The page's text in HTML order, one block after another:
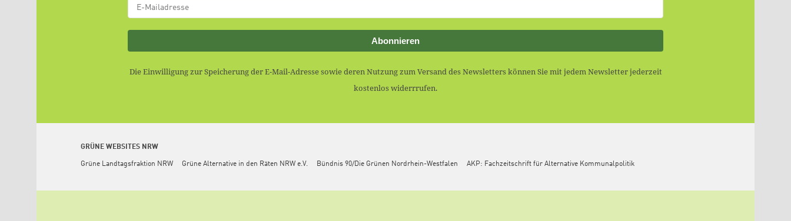
Abonnieren
Die Einwilligung zur Speicherung der E-Mail-Adresse sowie deren Nutzung zum Versand des Newsletters können Sie mit jedem Newsletter jederzeit
kostenlos widerrrufen.
GRÜNE WEBSITES NRW
Grüne Landtagsfraktion NRW Grüne Alternative in den Räten NRW e.V. Bündnis 90/Die Grünen Nordrhein-Westfalen AKP: Fachzeitschrift für Alternative Kommunalpolitik